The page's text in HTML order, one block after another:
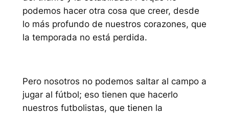
podemos hacer otra cosa que creer, desde
lo más profundo de nuestros corazones, que
la temporada no está perdida.
Pero nosotros no podemos saltar al campo a
jugar al fútbol; eso tienen que hacerlo
nuestros futbolistas, que tienen la